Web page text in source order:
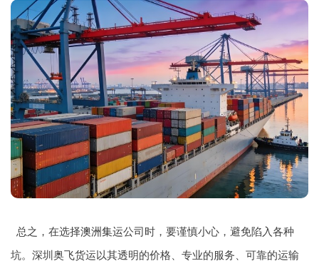
总之，在选择澳洲集运公司时，要谨慎小心，避免陷入各种
坑。深圳奥飞货运以其透明的价格、专业的服务、可靠的运输